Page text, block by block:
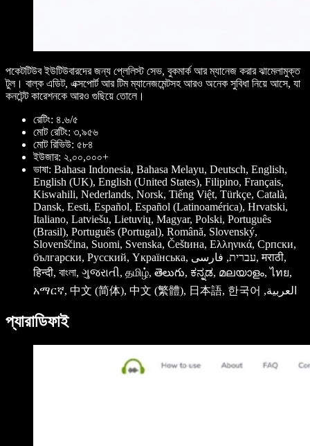
পকেটটিউব ইউটিউবারদের জন্য প্লেলিস্ট সেভ, বুকমার্ক আর ম্যানেজ করার ঝামেলামুক্ত
টুল। বাল্ক এডিট, এক্সপোর্ট আর টিম ম্যানেজমেন্টসহ আরও অনেক সুবিধা নিয়ে আসে, যা
কনটেন্ট কারেশনকে আরও গুছিয়ে তোলে।
রেটিং: ৪.৬/৫
মোট রেটিং: ৩,৯৫৬
মোট রিভিউ: ৫৮৪
ইউজার: ২,০০,০০০+
ভাষা: Bahasa Indonesia, Bahasa Melayu, Deutsch, English,
English (UK), English (United States), Filipino, Français,
Kiswahili, Nederlands, Norsk, Tiếng Việt, Türkçe, Català,
Dansk, Eesti, Español, Español (Latinoamérica), Hrvatski,
Italiano, Latviešu, Lietuvių, Magyar, Polski, Português
(Brasil), Português (Portugal), Română, Slovenský,
Slovenščina, Suomi, Svenska, Češtина, Ελληνικά, Српски,
български, Pусский, Yкраїнська, עברית, فارسی, मराठी,
हिन्दी, বাংলা, ગુજરાતી, தமிழ், తెలుగు, ಕನ್ನಡ, മലയാളം, ไทย,
አማርኛ, ‫العربية, 中文 (简体), 中文 (繁體), 日本語, 한국어
প্যারাডিফাই